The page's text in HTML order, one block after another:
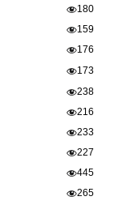
180
159
176
173
238
216
233
227
445
265